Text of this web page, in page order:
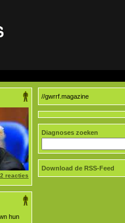
reacties
hun
//gwrrf.magazine
Diagnoses zoeken
Download de RSS-Feed